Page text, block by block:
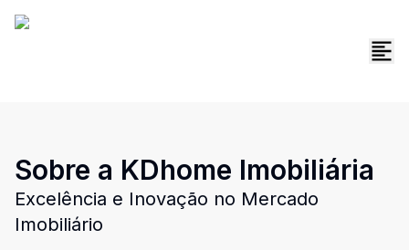
Sobre a KDhome Imobiliária
Excelência e Inovação no Mercado
Imobiliário